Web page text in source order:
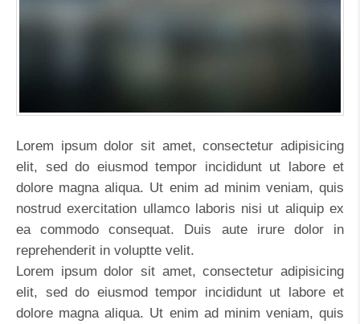
Lorem ipsum dolor sit amet, consectetur adipisicing
elit, sed do eiusmod tempor incididunt ut labore et
dolore magna aliqua. Ut enim ad minim veniam, quis
nostrud exercitation ullamco laboris nisi ut aliquip ex
ea commodo consequat. Duis aute irure dolor in
reprehenderit in voluptte velit.
Lorem ipsum dolor sit amet, consectetur adipisicing
elit, sed do eiusmod tempor incididunt ut labore et
dolore magna aliqua. Ut enim ad minim veniam, quis